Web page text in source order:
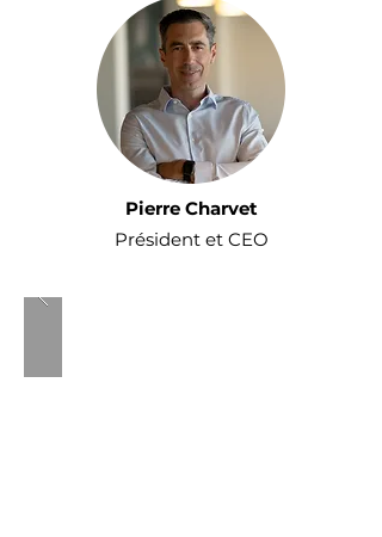
Pierre Charvet
Président et CEO